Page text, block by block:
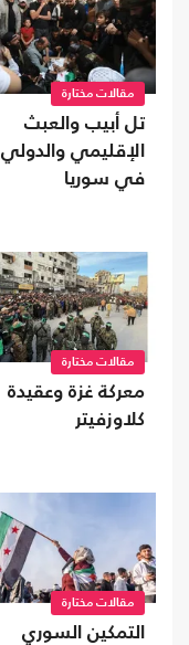
مقالات مختارة
تل أبيب والعبث
الإقليمي والدولي
في سوريا
مقالات مختارة
معركة غزة وعقيدة
كلاوزفيتر
مقالات مختارة
التمكين السوري